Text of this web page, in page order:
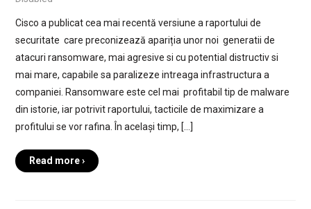
Cisco a publicat cea mai recentă versiune a raportului de
securitate care preconizează apariția unor noi generatii de
atacuri ransomware, mai agresive si cu potential distructiv si
mai mare, capabile sa paralizeze intreaga infrastructura a
companiei. Ransomware este cel mai profitabil tip de malware
din istorie, iar potrivit raportului, tacticile de maximizare a
profitului se vor rafina. În același timp, […]
Read more ›